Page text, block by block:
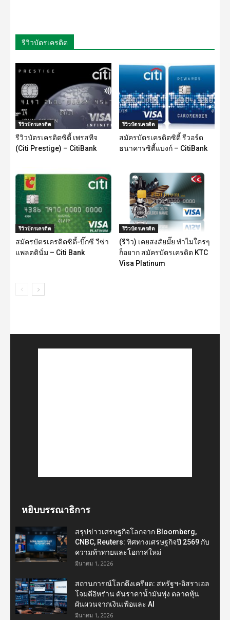
รีวิวบัตรเครดิต
รีวิวบัตรเครดิต
รีวิวบัตรเครดิตซิตี้ เพรสทีจ
(Citi Prestige) – CitiBank
รีวิวบัตรเครดิต
สมัครบัตรเครดิตซิตี้ รีวอร์ด
ธนาคารซิตี้แบงก์ – CitiBank
รีวิวบัตรเครดิต
สมัครบัตรเครดิตซิตี้-บิ๊กซี วีซ่า
แพลตตินั่ม – Citi Bank
รีวิวบัตรเครดิต
(รีวิว) เคยสงสัยมั๊ย ทำไมใครๆ
ก็อยาก สมัครบัตรเครดิต KTC
Visa Platinum
หยิบบรรณาธิการ
สรุปข่าวเศรษฐกิจโลกจาก Bloomberg,
CNBC, Reuters: ทิศทางเศรษฐกิจปี 2569 กับ
ความท้าทายและโอกาสใหม่
มีนาคม 1, 2026
สถานการณ์โลกตึงเครียด: สหรัฐฯ-อิสราเอล
โจมตีอิหร่าน ดันราคาน้ำมันพุ่ง ตลาดหุ้น
ผันผวนจากเงินเฟ้อและ AI
มีนาคม 1, 2026